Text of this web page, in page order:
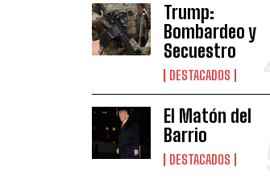
Trump:
Bombardeo y
Secuestro
DESTACADOS
El Matón del
Barrio
DESTACADOS